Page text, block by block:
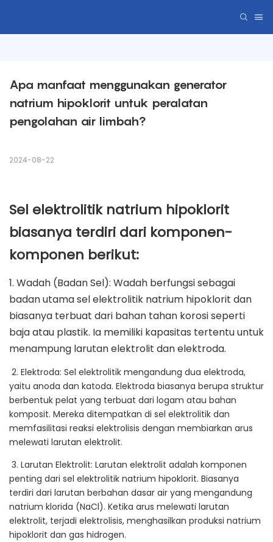
Apa manfaat menggunakan generator
natrium hipoklorit untuk peralatan
pengolahan air limbah?
2024-08-22
Sel elektrolitik natrium hipoklorit
biasanya terdiri dari komponen-
komponen berikut:
1. Wadah (Badan Sel): Wadah berfungsi sebagai
badan utama sel elektrolitik natrium hipoklorit dan
biasanya terbuat dari bahan tahan korosi seperti
baja atau plastik. Ia memiliki kapasitas tertentu untuk
menampung larutan elektrolit dan elektroda.
2. Elektroda: Sel elektrolitik mengandung dua elektroda,
yaitu anoda dan katoda. Elektroda biasanya berupa struktur
berbentuk pelat yang terbuat dari logam atau bahan
komposit. Mereka ditempatkan di sel elektrolitik dan
memfasilitasi reaksi elektrolisis dengan membiarkan arus
melewati larutan elektrolit.
3. Larutan Elektrolit: Larutan elektrolit adalah komponen
penting dari sel elektrolitik natrium hipoklorit. Biasanya
terdiri dari larutan berbahan dasar air yang mengandung
natrium klorida (NaCl). Ketika arus melewati larutan
elektrolit, terjadi elektrolisis, menghasilkan produksi natrium
hipoklorit dan gas hidrogen.